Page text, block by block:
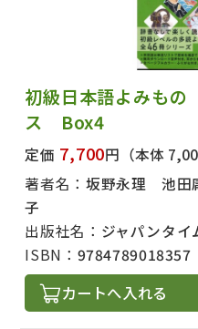
初級日本語よみも
ス Box4
定価 7,700円 （本体
著者名： 坂野永理 池
子
出版社名： ジャパンタイ
ISBN： 9784789018357
カートへ入れる